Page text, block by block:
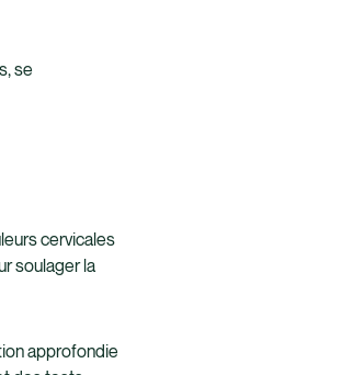
se
cervicales
soulager la
approfondie